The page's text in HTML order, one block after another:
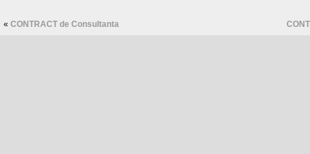
« CONTRACT de Consultanta